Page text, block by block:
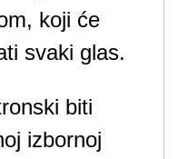
koji će
svaki glas.
biti
izbornoj